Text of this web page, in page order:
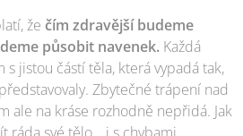
že čím zdravější budeme
působit navenek. Každá
jistou částí těla, která vypadá tak,
Zbytečné trápení nad
ale na kráse rozhodně nepřidá. Jak